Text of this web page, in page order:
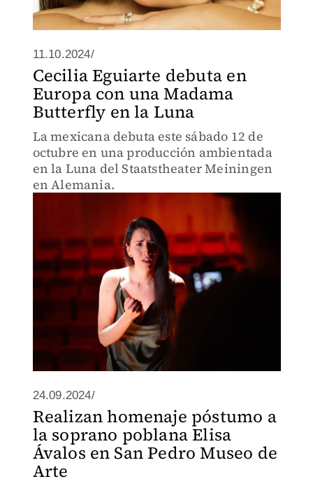
11.10.2024/
Cecilia Eguiarte debuta en
Europa con una Madama
Butterfly en la Luna
La mexicana debuta este sábado 12 de
octubre en una producción ambientada
en la Luna del Staatstheater Meiningen
en Alemania.
24.09.2024/
Realizan homenaje póstumo a
la soprano poblana Elisa
Ávalos en San Pedro Museo de
Arte